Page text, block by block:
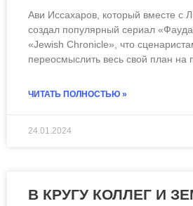
Ави Иссахаров, который вместе с
создал популярный сериал
«Jewish Chronicle», что
переосмыслить весь свой план на
ЧИТАТЬ ПОЛНОСТЬЮ »
24.01.2024
В КРУГУ КОЛЛЕГ И